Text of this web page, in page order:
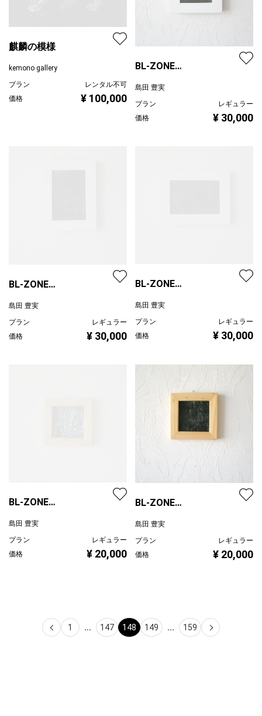
麒麟の模様
kemono gallery
プラン
レンタル不可
価格
¥ 100,000
BL-ZONE
島田 豊実
プラン
レギュラー
価格
¥ 30,000
BL-ZONE
島田 豊実
プラン
レギュラー
価格
¥ 30,000
BL-ZONE
島田 豊実
プラン
レギュラー
価格
¥ 30,000
BL-ZONE
島田 豊実
プラン
レギュラー
価格
¥ 20,000
BL-ZONE
島田 豊実
プラン
レギュラー
価格
¥ 20,000
1 ... 147 148 149 ... 159